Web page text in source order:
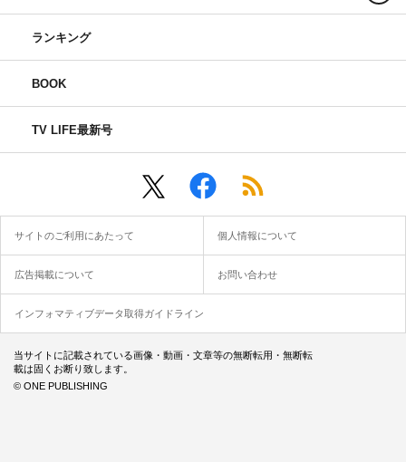
ランキング
BOOK
TV LIFE最新号
サイトのご利用にあたって 個人情報について
広告掲載について お問い合わせ
インフォマティブデータ取得ガイドライン
当サイトに記載されている画像・動画・文章等の無断転用・無断転
載は固くお断り致します。
© ONE PUBLISHING